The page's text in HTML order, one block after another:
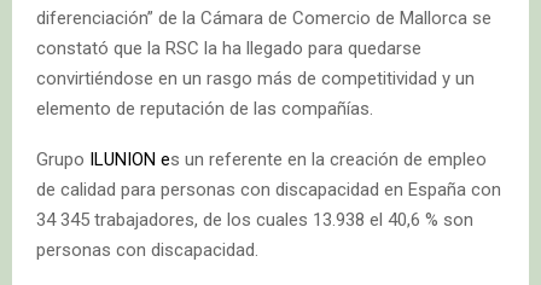
diferenciación” de la Cámara de Comercio de Mallorca se
constató que la RSC la ha llegado para quedarse
convirtiéndose en un rasgo más de competitividad y un
elemento de reputación de las compañías.
Grupo ILUNION es un referente en la creación de empleo
de calidad para personas con discapacidad en España con
34 345 trabajadores, de los cuales 13.938 el 40,6 % son
personas con discapacidad.